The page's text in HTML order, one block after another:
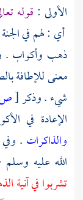
الأولى : قوله
أي : لهم في
ذهب وأكواب .
معنى للإطافة
شيء . وذكر[
الإعادة في
والذاكرات .
الله عليه
تشربوا في آنية